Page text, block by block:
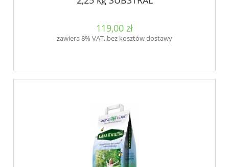
119,00 zł
zawiera 8% VAT, bez kosztów dostawy